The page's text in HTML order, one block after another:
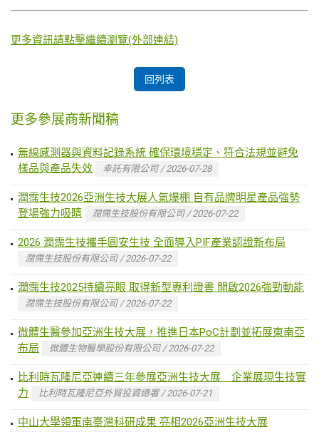
更多資訊請點擊繼續瀏覽(外部連結)
回列表
更多參展商新聞稿
無線感測器與資料記錄系統 確保環境穩定、符合法規並避免
樣品與產品失效
幸託有限公司 / 2026-07-28
潤霈生技2026亞洲生技大展人氣爆棚 自有品牌明星產品強勢
登場強力吸睛
潤霈生技股份有限公司 / 2026-07-22
2026 潤霈生技攜手圓安生技 全面導入PIF產業認證新布局
潤霈生技股份有限公司 / 2026-07-22
潤霈生技2025持續亮眼 取得新型專利證書 開啟2026強勁動能
潤霈生技股份有限公司 / 2026-07-22
微體生醫參加亞洲生技大展，推進日本PoC計劃並拓展東南亞
布局
微體生物醫學股份有限公司 / 2026-07-22
比利時瓦隆尼亞連續三年參展亞洲生技大展 企業展現生技實
力
比利時瓦隆尼亞外貿投資總署 / 2026-07-21
中山大學領軍南臺灣科研成果 亮相2026亞洲生技大展